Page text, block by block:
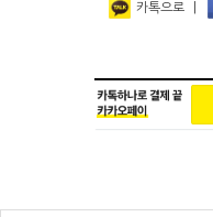
카톡으로